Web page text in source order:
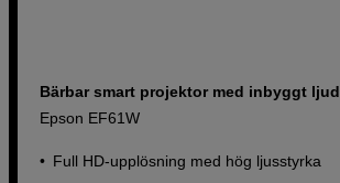
Bärbar smart projektor med inbyggt ljud
Epson EF61W
Full HD-upplösning med hög ljusstyrka